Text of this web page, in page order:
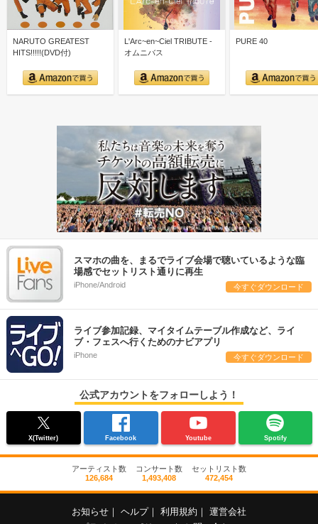
NARUTO GREATEST
HITS!!!!!(DVD付)
L'Arc~en~Ciel TRIBUTE -
オムニバス
PURE 40
スマホの曲を、まるでライブ会場で聴いているような臨
場感でセットリスト通りに再生
iPhone/Android 今すぐダウンロード
ライブ参加記録、マイタイムテーブル作成など、ライ
ブ・フェスへ行くためのナビアプリ
iPhone 今すぐダウンロード
公式アカウントをフォローしよう！
X(Twitter) Facebook Youtube Spotify
アーティスト数
126,684
コンサート数
1,493,408
セットリスト数
472,454
お知らせ ヘルプ 利用規約
運営会社